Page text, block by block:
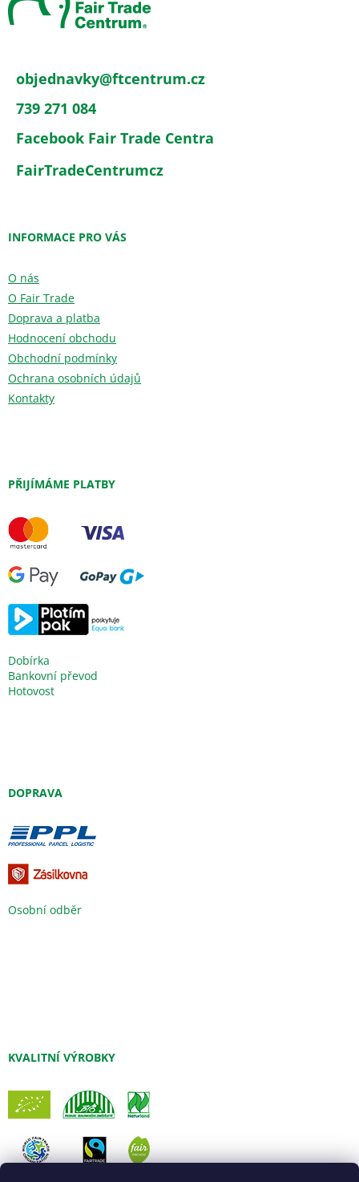
objednavky@ftcentrum.cz
739 271 084
Facebook Fair Trade Centra
FairTradeCentrumcz
INFORMACE PRO VÁS
O nás
O Fair Trade
Doprava a platba
Hodnocení obchodu
Obchodní podmínky
Ochrana osobních údajů
Kontakty
PŘIJÍMÁME PLATBY
Dobírka
Bankovní převod
Hotovost
DOPRAVA
Osobní odběr
KVALITNÍ VÝROBKY